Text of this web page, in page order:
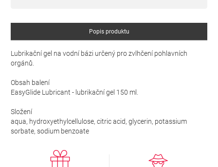
Popis produktu
Lubrikační gel na vodní bázi určený pro zvlhčení pohlavních
orgánů.
Obsah balení
EasyGlide Lubricant - lubrikační gel 150 ml.
Složení
aqua, hydroxyethylcellulose, citric acid, glycerin, potassium
sorbate, sodium benzoate